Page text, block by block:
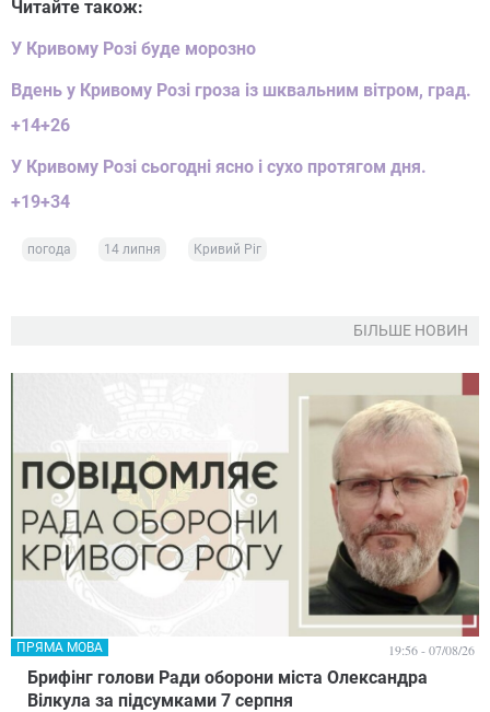
Читайте також:
У Кривому Розі буде морозно
Вдень у Кривому Розі гроза із шквальним вітром, град.
+14+26
У Кривому Розі сьогодні ясно і сухо протягом дня.
+19+34
погода 14 липня Кривий Ріг
БІЛЬШЕ НОВИН
Брифінг голови Ради оборони міста Олександра
Вілкула за підсумками 7 серпня
ПРЯМА МОВА 19:56 - 07/08/26